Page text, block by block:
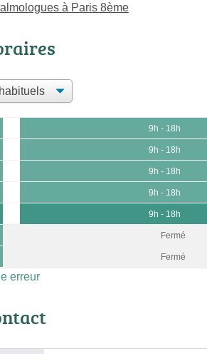
à Paris 8ème
9h - 18h
9h - 18h
9h - 18h
9h - 18h
9h - 18h
Fermé
Fermé
erreur